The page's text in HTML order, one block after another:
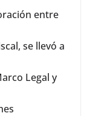
entre
se llevó a
Legal y